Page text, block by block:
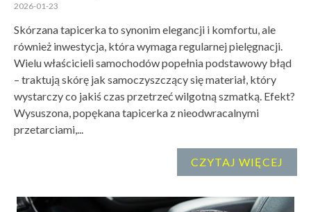
2026-01-23
Skórzana tapicerka to synonim elegancji i komfortu, ale
również inwestycja, która wymaga regularnej pielęgnacji.
Wielu właścicieli samochodów popełnia podstawowy błąd
– traktują skórę jak samoczyszczący się materiał, który
wystarczy co jakiś czas przetrzeć wilgotną szmatką. Efekt?
Wysuszona, popękana tapicerka z nieodwracalnymi
przetarciami,...
CZYTAJ WIĘCEJ